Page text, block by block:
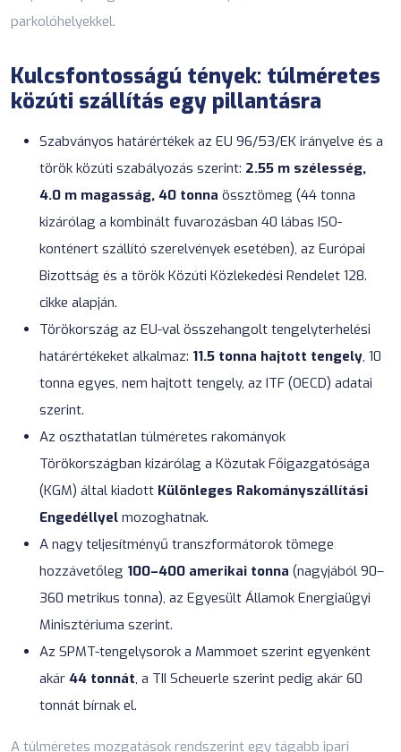
parkolóhelyekkel.
Kulcsfontosságú tények: túlméretes
közúti szállítás egy pillantásra
Szabványos határértékek az EU 96/53/EK irányelve és a
török közúti szabályozás szerint: 2.55 m szélesség,
4.0 m magasság, 40 tonna össztömeg (44 tonna
kizárólag a kombinált fuvarozásban 40 lábas ISO-
konténert szállító szerelvények esetében), az Európai
Bizottság és a török Közúti Közlekedési Rendelet 128.
cikke alapján.
Törökország az EU-val összehangolt tengelyterhelési
határértékeket alkalmaz: 11.5 tonna hajtott tengely, 10
tonna egyes, nem hajtott tengely, az ITF (OECD) adatai
szerint.
Az oszthatatlan túlméretes rakományok
Törökországban kizárólag a Közutak Főigazgatósága
(KGM) által kiadott Különleges Rakományszállítási
Engedéllyel mozoghatnak.
A nagy teljesítményű transzformátorok tömege
hozzávetőleg 100–400 amerikai tonna (nagyjából 90–
360 metrikus tonna), az Egyesült Államok Energiaügyi
Minisztériuma szerint.
Az SPMT-tengelysorok a Mammoet szerint egyenként
akár 44 tonnát, a TII Scheuerle szerint pedig akár 60
tonnát bírnak el.
A túlméretes mozgatások rendszerint egy tágabb ipari